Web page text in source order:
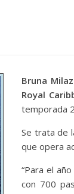
Bruna
Royal
temporada
Se trata de
que opera
“Para el
con 700